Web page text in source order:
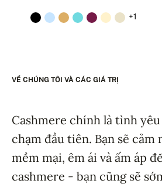
+1
VỀ CHÚNG TÔI VÀ CÁC GIÁ TRỊ
Cashmere chính là tình
chạm đầu tiên. Bạn sẽ cảm
mềm mại, êm ái và ấm áp
cashmere - bạn cũng sẽ